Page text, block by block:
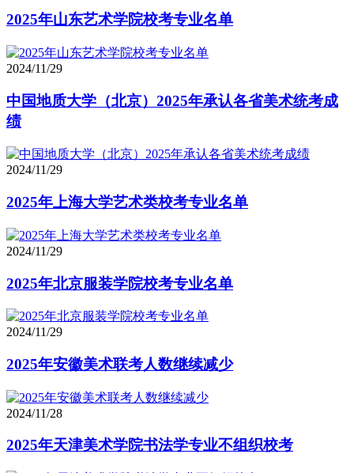
2025年山东艺术学院校考专业名单
2024/11/29
中国地质大学（北京）2025年承认各省美术统考成
绩
2024/11/29
2025年上海大学艺术类校考专业名单
2024/11/29
2025年北京服装学院校考专业名单
2024/11/29
2025年安徽美术联考人数继续减少
2024/11/28
2025年天津美术学院书法学专业不组织校考